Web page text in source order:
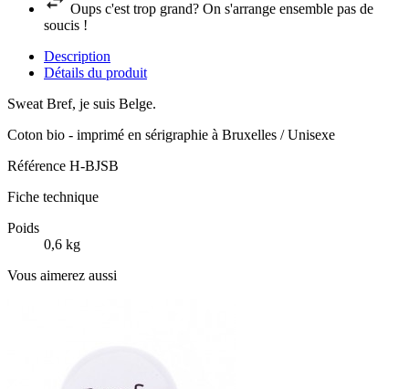
Oups c'est trop grand? On s'arrange ensemble pas de
soucis !
Description
Détails du produit
Sweat Bref, je suis Belge.
Coton bio - imprimé en sérigraphie à Bruxelles / Unisexe
Référence H-BJSB
Fiche technique
Poids
0,6 kg
Vous aimerez aussi